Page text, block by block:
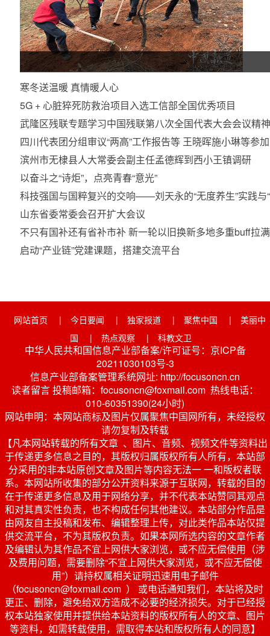
寒冬送温暖 真情暖人心
5G + 心脏猝死防救治项目入选工信部全国优秀项目
武隆区残联专题学习中国残联第八次全国代表大会会议精神
四川代表团分组审议“两高”工作报告等 王晓晖施小琳等参
滨州市无棣县人大常委会副主任孟德辉到西小王镇调研
以奋斗之“诗炬”，点亮青春“意光”
科技强国与国粹复兴的交响——刘天永的“无度养生”实践与
山东省委常委会召开扩大会议
不只有国补还有省补市补 新一轮以旧换新多地多重buff拉满
启动“产业链”党建课题，搭建交流平台
网站首页 | 今日要闻 | 独家报道 | 聚焦中国 |
美丽中
国
| 热点观察 | 科教文卫
中华人民共和国信息产业部备案/许可证号：京ICP备
20211030103号-3
信息产业部备案管理系统网址: http://focusoncn.cn
读者留言 投稿邮箱：focusoncn@foxmail.com 热线电话：
010-60351390(24小时)
网站申明：本网站商标及图片仅属聚焦中国网所有，未经授权
请勿复制及转载
【凡本网站转载的所有文章 、图片、音频、视频文件等资料出
于传递更多信息之目的，其版权归属版权所有人所有，本站部
分采用的非本站原创文章及图片等内容无法一 一和版权者联
系。本网站所收集的部分公开资料来源于互联网，转载的目的
在于传递更多信息及用于网络分享，并不代表本站赞同其观点
和对其真实性负责，也不构成任何其他建议。本站部分作品是
由网友自主投稿和发布、编辑整理上传，对此类作品本站仅提
供交流平台，不为其版权负责。如果本网所选内容的文章作者
及编辑认为其作品不宜上网供大家浏览，或不应无偿使用（涉
及费用问题，需要删除“不宜上网供大家浏览，或不应无偿使
用”）请持权属相关证明迅速用电子邮件
（focusoncn@foxmail.com ） 或电话通知我们，本站将及时
更正、删除，避免给双方造成不必要的经济损失。对于已经授
权本站独家使用并提供给本站资料的版权所有人的文章、图片
等资料，如需转载使用，需取得本站和版权所有人的同意】